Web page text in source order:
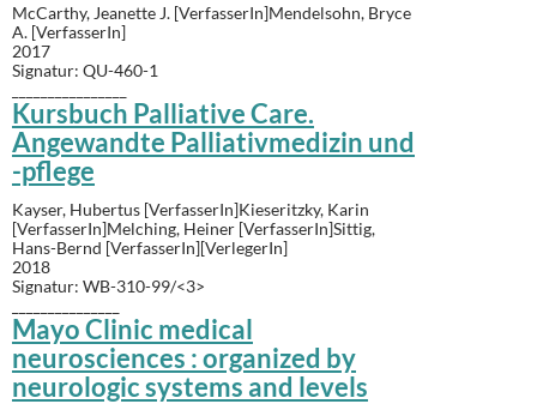
McCarthy, Jeanette J. [VerfasserIn]Mendelsohn, Bryce
A. [VerfasserIn]
2017
Signatur: QU-460-1
Kursbuch Palliative Care.
Angewandte Palliativmedizin und
-pflege
Kayser, Hubertus [VerfasserIn]Kieseritzky, Karin
[VerfasserIn]Melching, Heiner [VerfasserIn]Sittig,
Hans-Bernd [VerfasserIn][VerlegerIn]
2018
Signatur: WB-310-99/<3>
Mayo Clinic medical
neurosciences : organized by
neurologic systems and levels